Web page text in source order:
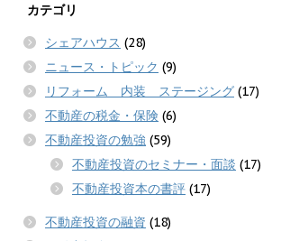
カテゴリ
シェアハウス (28)
ニュース・トピック (9)
リフォーム 内装 ステージング (17)
不動産の税金・保険 (6)
不動産投資の勉強 (59)
不動産投資のセミナー・面談 (17)
不動産投資本の書評 (17)
不動産投資の融資 (18)